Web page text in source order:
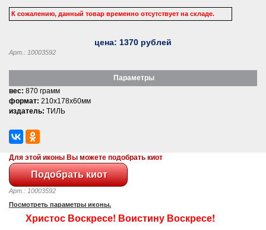
К сожалению, данный товар временно отсутствует на складе.
цена: 1370 рублей
Арт.: 10003592
Параметры
вес: 870 грамм
формат: 210x178x60мм
издатель: ТИЛЬ
Для этой иконы Вы можете подобрать киот
Арт.: 10003592
Посмотреть параметры иконы.
Христос Воскресе! Воистину Воскресе!